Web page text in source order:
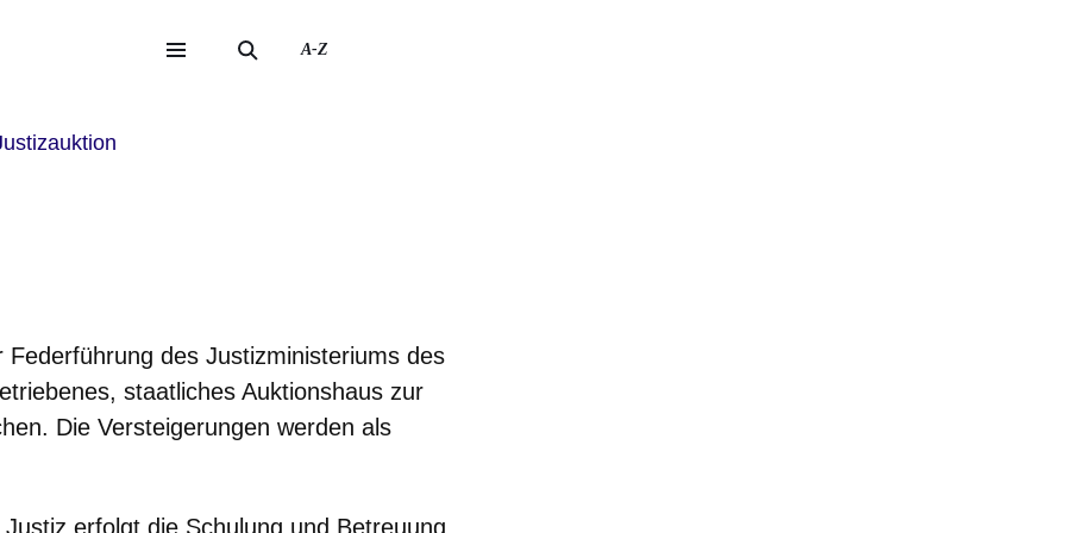
A-Z
des Justizministeriums des
staatliches Auktionshaus zur
Die Versteigerungen werden als
erfolgt die Schulung und Betreuung